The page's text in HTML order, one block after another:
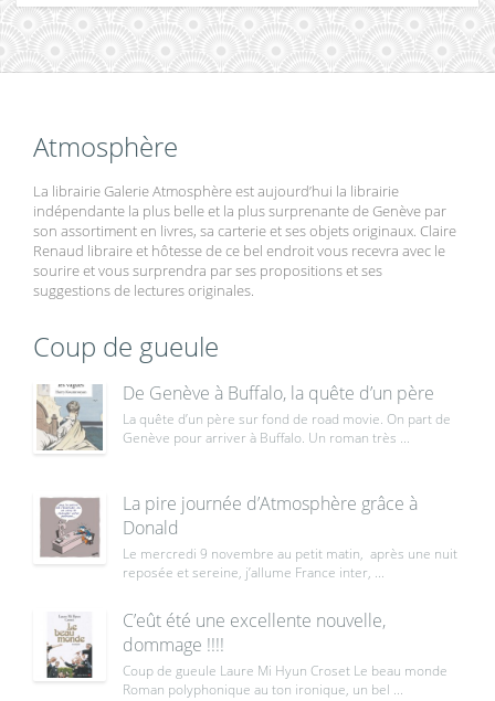
Atmosphère
La librairie Galerie Atmosphère est aujourd’hui la librairie
indépendante la plus belle et la plus surprenante de Genève par
son assortiment en livres, sa carterie et ses objets originaux. Claire
Renaud libraire et hôtesse de ce bel endroit vous recevra avec le
sourire et vous surprendra par ses propositions et ses
suggestions de lectures originales.
Coup de gueule
De Genève à Buffalo, la quête d’un père
La quête d’un père sur fond de road movie. On part de
Genève pour arriver à Buffalo. Un roman très ...
La pire journée d’Atmosphère grâce à
Donald
Le mercredi 9 novembre au petit matin, après une nuit
reposée et sereine, j’allume France inter, ...
C’eût été une excellente nouvelle,
dommage !!!!
Coup de gueule Laure Mi Hyun Croset Le beau monde
Roman polyphonique au ton ironique, un bel ...